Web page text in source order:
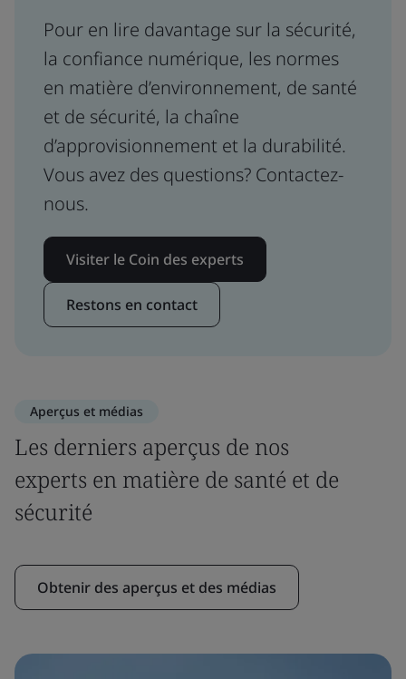
Pour en lire davantage sur la sécurité,
la confiance numérique, les normes
en matière d’environnement, de santé
et de sécurité, la chaîne
d’approvisionnement et la durabilité.
Vous avez des questions? Contactez-
nous.
Visiter le Coin des experts
Restons en contact
Aperçus et médias
Les derniers aperçus de nos
experts en matière de santé et de
sécurité
Obtenir des aperçus et des médias